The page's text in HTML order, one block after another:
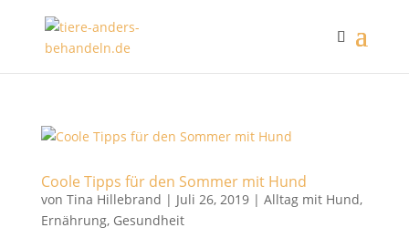
Coole Tipps für den Sommer mit Hund
von Tina Hillebrand | Juli 26, 2019| Alltag mit Hund,
Ernährung, Gesundheit